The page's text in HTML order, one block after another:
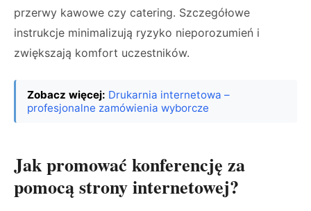
przerwy kawowe czy catering. Szczegółowe
instrukcje minimalizują ryzyko nieporozumień i
zwiększają komfort uczestników.
Zobacz więcej: Drukarnia internetowa –
profesjonalne zamówienia wyborcze
Jak promować konferencję za
pomocą strony internetowej?